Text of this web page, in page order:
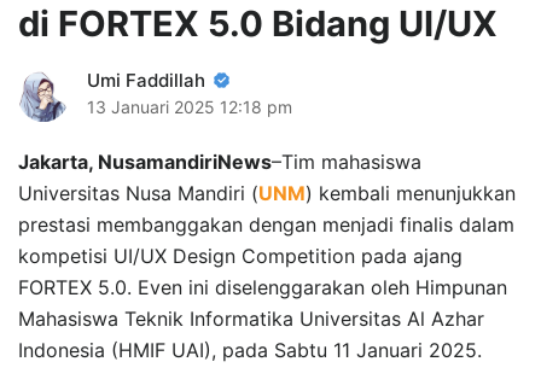
di FORTEX 5.0 Bidang UI/UX
Umi Faddillah
13 Januari 2025 12:18 pm
Jakarta, NusamandiriNews–Tim mahasiswa
Universitas Nusa Mandiri (UNM) kembali menunjukkan
prestasi membanggakan dengan menjadi finalis dalam
kompetisi UI/UX Design Competition pada ajang
FORTEX 5.0. Even ini diselenggarakan oleh Himpunan
Mahasiswa Teknik Informatika Universitas Al Azhar
Indonesia (HMIF UAI), pada Sabtu 11 Januari 2025.